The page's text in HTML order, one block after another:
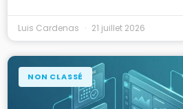
Luis Cardenas 21 juillet 2026
NON CLASSÉ